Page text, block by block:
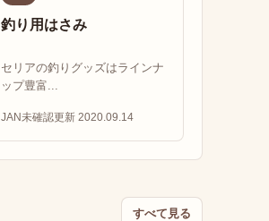
釣り用はさみ
セリアの釣りグッズはラインナ
ップ豊富...
JAN未確認更新 2020.09.14
すべて見る